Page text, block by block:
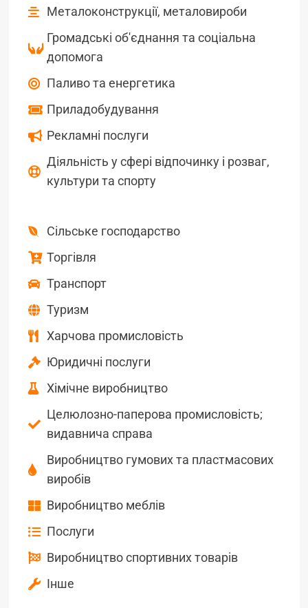
Металоконструкції, металовироби
Громадські об'єднання та соціальна
допомога
Паливо та енергетика
Приладобудування
Рекламні послуги
Діяльність у сфері відпочинку і розваг,
культури та спорту
Сільське господарство
Торгівля
Транспорт
Туризм
Харчова промисловість
Юридичні послуги
Хімічне виробництво
Целюлозно-паперова промисловість;
видавнича справа
Виробництво гумових та пластмасових
виробів
Виробництво меблів
Послуги
Виробництво спортивних товарів
Інше